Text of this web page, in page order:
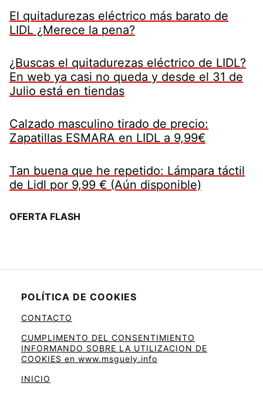
El quitadurezas eléctrico más barato de
LIDL ¿Merece la pena?
¿Buscas el quitadurezas eléctrico de LIDL?
En web ya casi no queda y desde el 31 de
Julio está en tiendas
Calzado masculino tirado de precio:
Zapatillas ESMARA en LIDL a 9,99€
Tan buena que he repetido: Lámpara táctil
de Lidl por 9,99 € (Aún disponible)
OFERTA FLASH
POLÍTICA DE COOKIES
CONTACTO
CUMPLIMENTO DEL CONSENTIMIENTO
INFORMANDO SOBRE LA UTILIZACION DE
COOKIES en www.msguely.info
INICIO